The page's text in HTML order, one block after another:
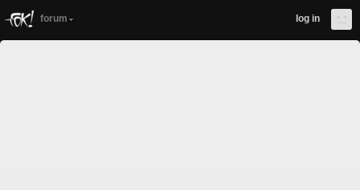
forum log in